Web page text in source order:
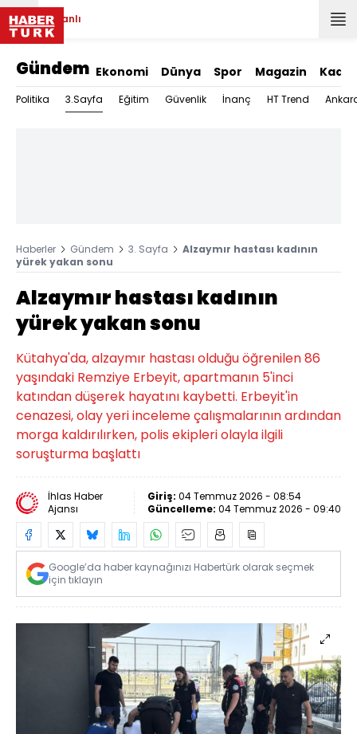
Canlı
Gündem Ekonomi Dünya Spor Magazin Kadın
Politika 3.Sayfa Eğitim Güvenlik İnanç HT Trend
Haberler Gündem 3. Sayfa
Alzaymır hastası kadının
yürek yakan sonu
Alzaymır hastası kadının
yürek yakan sonu
Kütahya'da, alzaymır hastası olduğu öğrenilen 86
yaşındaki Remziye Erbeyit, apartmanın 5'inci
katından düşerek hayatını kaybetti. Erbeyit'in
cenazesi, olay yeri inceleme çalışmalarının ardından
morga kaldırılırken, polis ekipleri olayla ilgili
soruşturma başlattı
İhlas Haber
Ajansı
Giriş: 04 Temmuz 2026 - 08:54
Güncelleme: 04 Temmuz 2026 - 09:40
Google’da haber kaynağınızı Habertürk olarak seçmek
için tıklayın